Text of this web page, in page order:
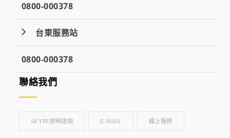
0800-000378
台東服務站
0800-000378
聯絡我們
SKYPE即時諮詢 E-MAIL 線上報修